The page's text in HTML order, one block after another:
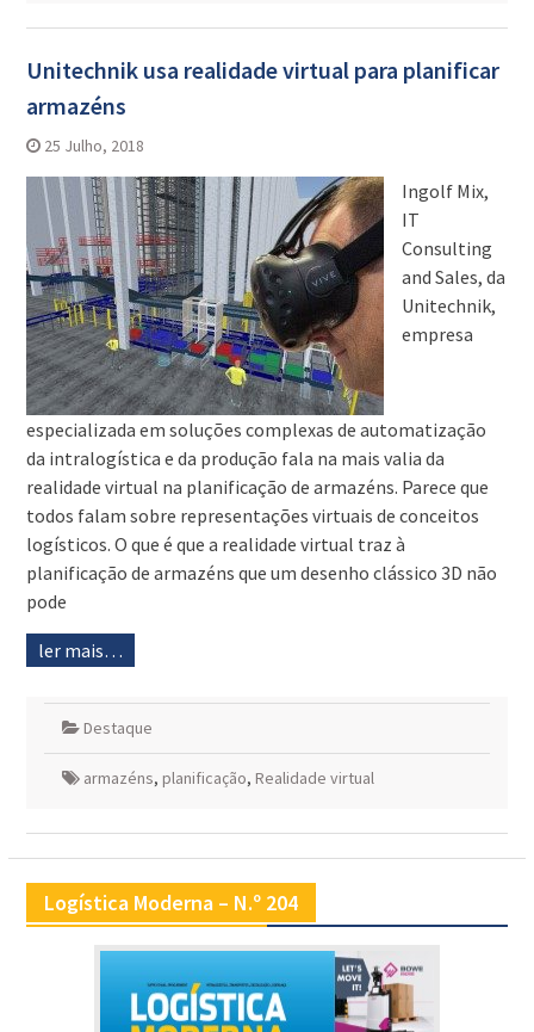
Unitechnik usa realidade virtual para planificar
armazéns
25 Julho, 2018
Ingolf Mix,
IT
Consulting
and Sales, da
Unitechnik,
empresa
especializada em soluções complexas de automatização
da intralogística e da produção fala na mais valia da
realidade virtual na planificação de armazéns. Parece que
todos falam sobre representações virtuais de conceitos
logísticos. O que é que a realidade virtual traz à
planificação de armazéns que um desenho clássico 3D não
pode
ler mais…
Destaque
armazéns, planificação, Realidade virtual
Logística Moderna – N.º 204